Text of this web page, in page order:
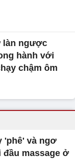
làn ngược
hành với
chậm ôm
'phê' và ngơ
đầu massage ở